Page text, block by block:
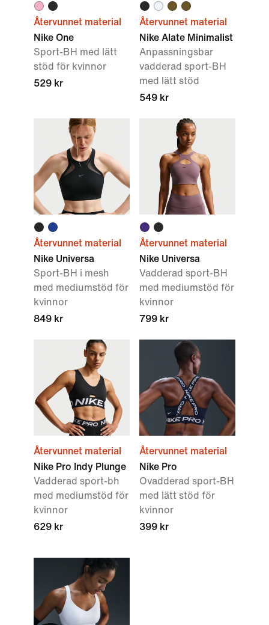
Återvunnet material
Nike One
Sport-BH med lätt
stöd för kvinnor
529 kr
Återvunnet material
Nike Alate Minimalist
Anpassningsbar
vadderad sport-BH
med lätt stöd
549 kr
Återvunnet material
Nike Universa
Sport-BH i mesh
med mediumstöd för
kvinnor
849 kr
Återvunnet material
Nike Universa
Vadderad sport-BH
med mediumstöd för
kvinnor
799 kr
Återvunnet material
Nike Pro Indy Plunge
Vadderad sport-bh
med mediumstöd för
kvinnor
629 kr
Återvunnet material
Nike Pro
Ovadderad sport-BH
med lätt stöd för
kvinnor
399 kr